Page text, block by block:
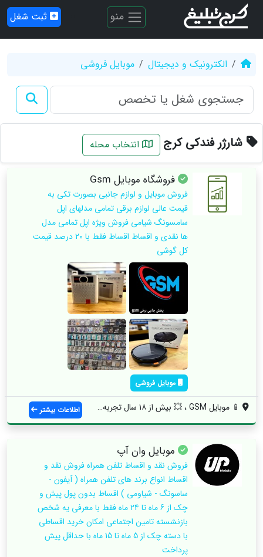
منو ثبت شغل
الکترونیک و دیجیتال موبایل فروشی
شارژر فندکی کرج انتخاب محله
فروشگاه موبایل Gsm
فروش موبایل و لوازم جانبی بصورت تکی به
قیمت عالی لوازم برقی تمامی مدلهای اپل
سامسونگ شیامی فروش ویژه اپل تمامی مدل
ها نقدی و اقساط اقساط فقط با ۲۰ درصد قیمت
کل گوشی
موبایل فروشی
📱 موبایل GSM ، 💥 بیش از ۱۸ سال تجربه د... اطلاعات بیشتر
موبایل وان آپ
فروش نقد و اقساط تلفن همراه فروش نقد و
اقساط انواع برند های تلفن همراه ( آیفون -
ساسونگ - شیاومی ) اقساط بدون پول پیش و
چک از 6 ماه تا 24 ماه فقط با معرفی یه شخص
بازنشسته تامین اجتماعی امکان خرید اقساطی
با دسته چک از 5 ماه تا 15 ماه با حداقل پیش
پرداخت